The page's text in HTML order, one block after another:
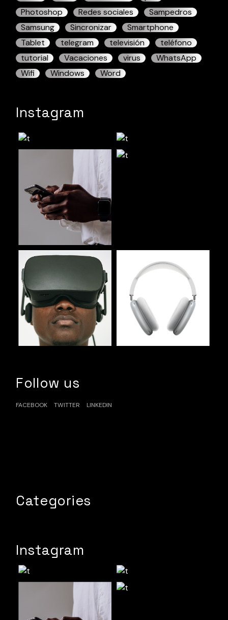
Photoshop
Redes sociales
Sampedros
Samsung
Sincronizar
Smartphone
Tablet
telegram televisión
teléfono
tutorial
Vacaciones virus
WhatsApp
Wifi
Windows Word
Instagram
Follow us
FACEBOOK TWITTER LINKEDIN
Categories
Instagram